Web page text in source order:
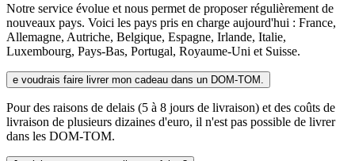
Notre service évolue et nous permet de proposer régulièrement de
nouveaux pays. Voici les pays pris en charge aujourd'hui : France,
Allemagne, Autriche, Belgique, Espagne, Irlande, Italie,
Luxembourg, Pays-Bas, Portugal, Royaume-Uni et Suisse.
e voudrais faire livrer mon cadeau dans un DOM-TOM.
Pour des raisons de delais (5 à 8 jours de livraison) et des coûts de
livraison de plusieurs dizaines d'euro, il n'est pas possible de livrer
dans les DOM-TOM.